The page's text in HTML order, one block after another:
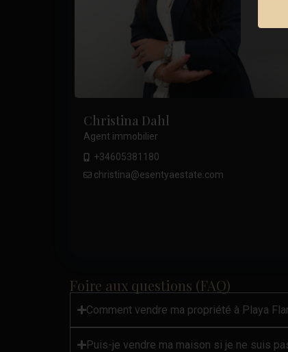
Christina Dahl
Agent immobilier
+34605381180
christina@esentyaestate.com
Foire aux questions (FAQ)
Comment vendre ma propriété à Playa
Puis-je vendre ma maison si je ne suis